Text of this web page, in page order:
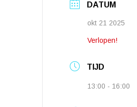
DATUM
okt 21 2025
Verlopen!
TIJD
13:00 - 16:00